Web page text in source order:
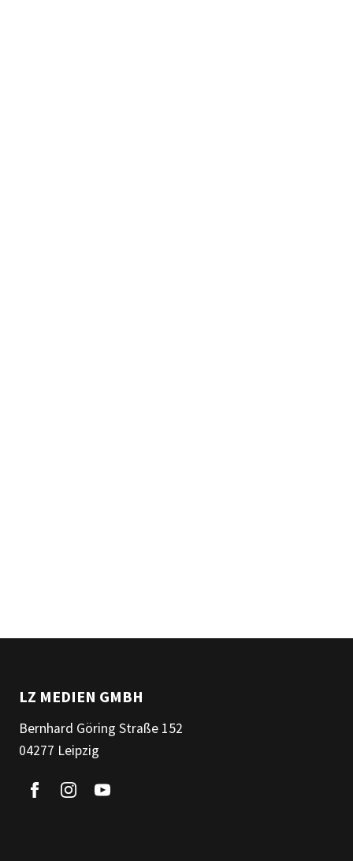
LZ MEDIEN GMBH
Bernhard Göring Straße 152
04277 Leipzig